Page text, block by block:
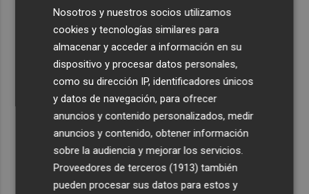
en las fiestas para la Ufece y conciertos en valenciano
El Ibex 35 sube un 2% la primera semana de agosto tras
conquistar los históricos 20.000 puntos
Recibe toda la actualidad de
Plaza Podcast en tu correo
Nosotros y nuestros socios utilizamos
cookies y tecnologías similares para
almacenar y acceder a información en su
dispositivo y procesar datos personales,
como su dirección IP, identificadores únicos
y datos de navegación, para ofrecer
anuncios y contenido personalizados, medir
anuncios y contenido, obtener información
sobre la audiencia y mejorar los servicios.
Proveedores de terceros (1913) también
pueden procesar sus datos para estos y